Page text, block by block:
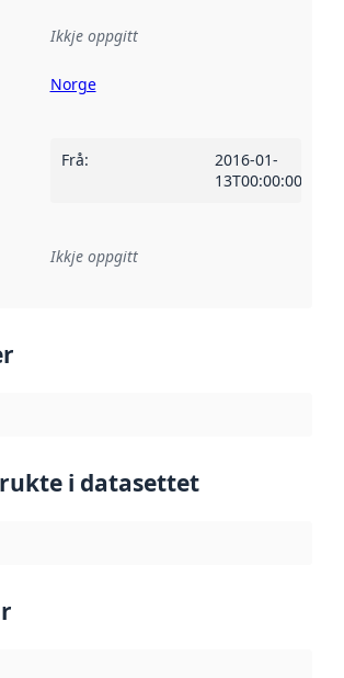
Ikkje oppgitt
Norge
Frå:
2016-01-
13T00:00:00Z
Referanse til ei implementeringsregel eller
Ikkje oppgitt
i datasettet